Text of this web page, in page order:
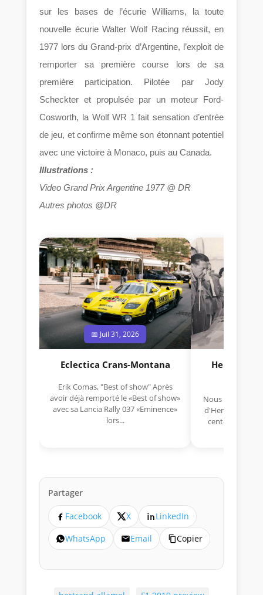
sur les bases de l’écurie Williams, la toute
nouvelle écurie Walter Wolf Racing réussit, en
1977 lors du Grand-prix d’Argentine, l’exploit de
remporter sa première course lors de sa
première participation. Pilotée par Jody
Scheckter et propulsée par un moteur Ford-
Cosworth, la Wolf WR 1 fait sensation d’entrée
de jeu, et confirme même son étonnant potentiel
avec une victoire à Monaco, puis au Canada.
Illustrations :
Video Grand Prix Argentine 1977 @ DR
Autres photos @DR
📅 Juil 31, 2026
Eclectica Crans-Montana
Erik Comas, "Best of show" Après
avoir déjà remporté le «Best of show»
avec sa Lancia Rally 037 «Eminence»
lors...
Hermano
Nous avons
d'Hermano Da
cent-unième
Partager
Facebook X
LinkedIn
WhatsApp
Email Copier